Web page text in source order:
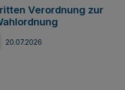
Verordnung zur
20.07.2026